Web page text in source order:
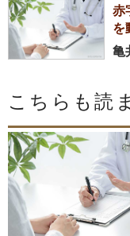
赤
を
亀
こちらも読